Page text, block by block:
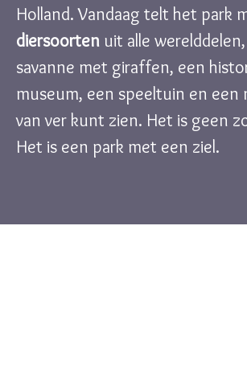
Holland. Vandaag telt het park
diersoorten uit alle
savanne met giraffen, een
museum, een speeltuin en een
van ver kunt zien. Het is geen
Het is een park met een ziel.